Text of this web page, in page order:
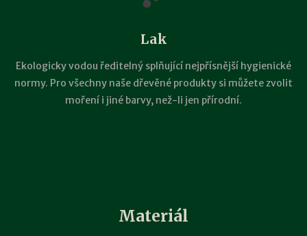
Lak
Ekologicky vodou ředitelný splňující nejpřísnější hygienické
normy. Pro všechny naše dřevěné produkty si můžete zvolit
moření i jiné barvy, než-li jen přírodní.
Materiál